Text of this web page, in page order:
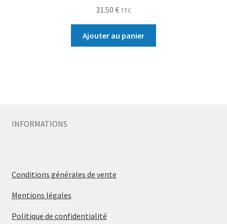
31.50 € TTC
Ajouter au panier
INFORMATIONS
Conditions générales de vente
Mentions légales
Politique de confidentialité